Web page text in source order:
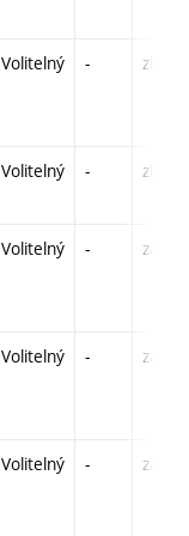
Volitelný - zk
Volitelný - zk
Volitelný - zá
Volitelný - zá
Volitelný - zá